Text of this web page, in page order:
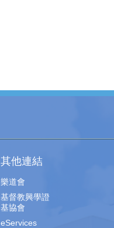
其他連結
樂道會
基督教興學證
基協會
eServices